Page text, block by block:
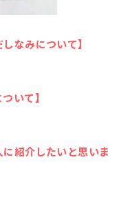
なみについて】
いて】
に紹介したいと思いま